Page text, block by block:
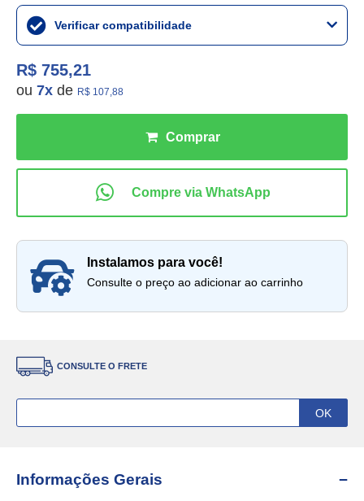
Verificar compatibilidade
R$ 755,21
ou 7x de R$ 107,88
instalamos para você!
Consulte o preço ao adicionar ao carrinho
CONSULTE O FRETE
Informações Gerais